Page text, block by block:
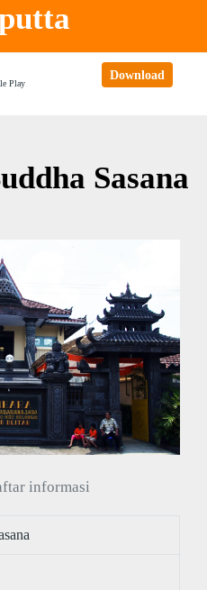
Play
Download
Sasana
informasi